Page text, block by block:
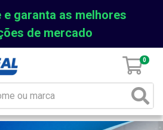
garanta as melhores
de mercado
0